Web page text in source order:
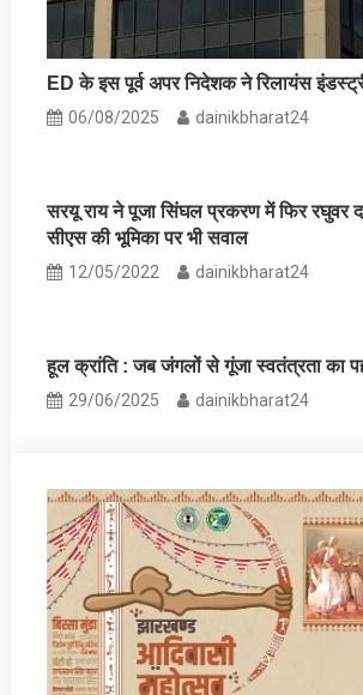
ED के इस पूर्व अपर निदेशक ने रिलायंस
06/08/2025 dainikbharat24
सरयू राय ने पूजा सिंघल प्रकरण में फिर रघुवर
सीएस की भूमिका पर भी सवाल
12/05/2022 dainikbharat24
हूल क्रांति : जब जंगलों से गूंजा स्वतंत्रता का
29/06/2025 dainikbharat24